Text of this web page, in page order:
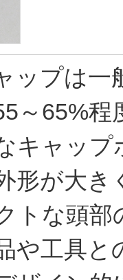
ップは一
～65%程
キャッ
形が大
トな頭
や工具と